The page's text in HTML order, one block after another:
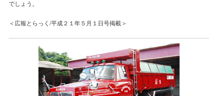
でしょう。
＜広報とらっく/平成２１年５月１日号掲載＞